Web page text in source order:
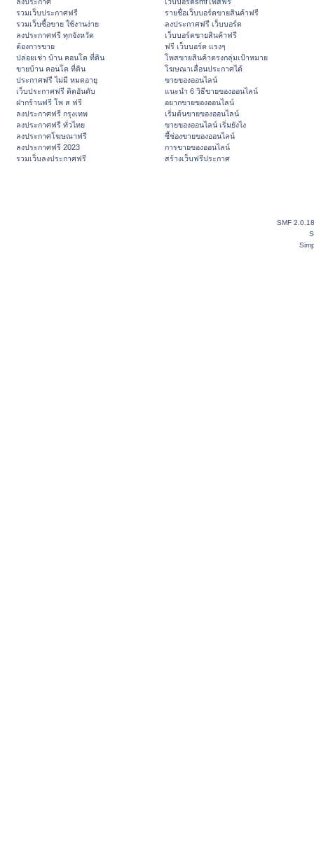
รวมเว็บประกาศฟรี
รวมเว็บซื้อขาย ใช้งานง่าย
ลงประกาศฟรี ทุกจังหวัด
ต้องการขาย
ปล่อยเช่า บ้าน คอนโด ที่ดิน
ขายบ้าน คอนโด ที่ดิน
ประกาศฟรี ไม่มี หมดอายุ
เว็บประกาศฟรี ติดอันดับ
ฝากร้านฟรี โพ ส ฟรี
ลงประกาศฟรี กรุงเทพ
ลงประกาศฟรี ทั่วไทย
ลงประกาศโฆษณาฟรี
ลงประกาศฟรี 2023
รวมเว็บลงประกาศฟรี
รายชื่อเว็บบอร์ดขายสินค้าฟรี
ลงประกาศฟรี เว็บบอร์ด
เว็บบอร์ดขายสินค้าฟรี
ฟรี เว็บบอร์ด แรงๆ
โพสขายสินค้าตรงกลุ่มเป้าหมาย
โฆษณาเลื่อนประกาศได้
ขายของออนไลน์
แนะนำ 6 วิธีขายของออนไลน์
อยากขายของออนไลน์
เริ่มต้นขายของออนไลน์
ขายของออนไลน์ เริ่มยังไง
ชี้ช่องขายของออนไลน์
การขายของออนไลน์
สร้างเว็บฟรีประกาศ
SMF 2.0.18